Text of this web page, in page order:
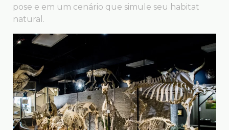
pose e em um cenário que simule seu habitat
natural.